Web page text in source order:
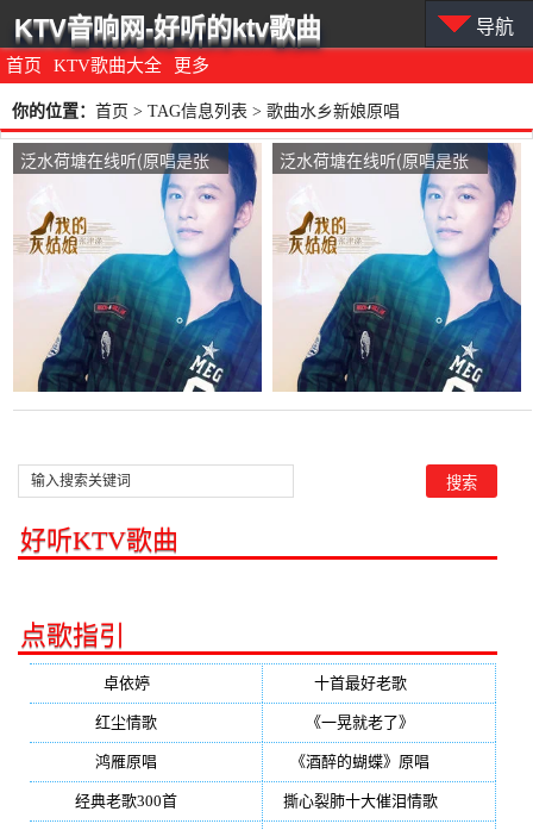
首页 KTV歌曲大全 更多
KTV音响网-好听的ktv歌曲 导航
你的位置： 首页 > TAG信息列表 > 歌曲水乡新娘原唱
泛水荷塘在线听(原唱是张
津涤/云菲菲)，奇峰桂姐演
唱点播:106次
泛水荷塘在线听(原唱是张
津涤/云菲菲)，@超越
KG【金牌主唱】凌寒梅演
唱点播:65次
好听KTV歌曲
点歌指引
卓依婷(350) 十首最好老歌(300)
红尘情歌 《一晃就老了》
鸿雁原唱 《酒醉的蝴蝶》原唱
经典老歌300首 撕心裂肺十大催泪情歌(195)